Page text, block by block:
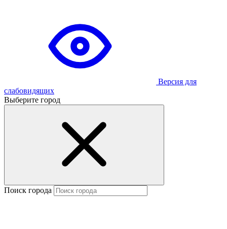
Версия для
слабовидящих
Выберите город
Поиск города